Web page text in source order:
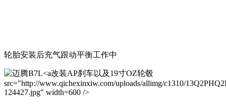
轮胎安装后充气跟动平衡工作中
改装AP刹车以及19寸OZ轮毂
src="http://www.qichexinxiw.com/uploads/allimg/c1310/
124427.jpg" width=600 />